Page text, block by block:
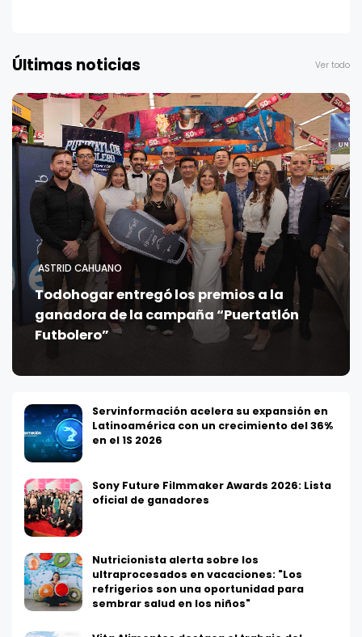
Últimas noticias Ver todo
ASTRID CAHUANO
Todohogar entregó los premios a la
ganadora de la campaña “Puertatlón
Futbolero”
Servinformación acelera su expansión en
Latinoamérica con un crecimiento del 36%
en el 1S 2026
Sony Future Filmmaker Awards 2026: Lista
oficial de ganadores
Nutricionista alerta sobre los
ultraprocesados en vacaciones: "Los
refrigerios son una oportunidad para
sembrar salud en los niños"